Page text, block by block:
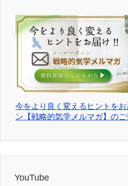
今をより良く変えるヒントを
ン【戦略的気学メルマガ】の
YouTube